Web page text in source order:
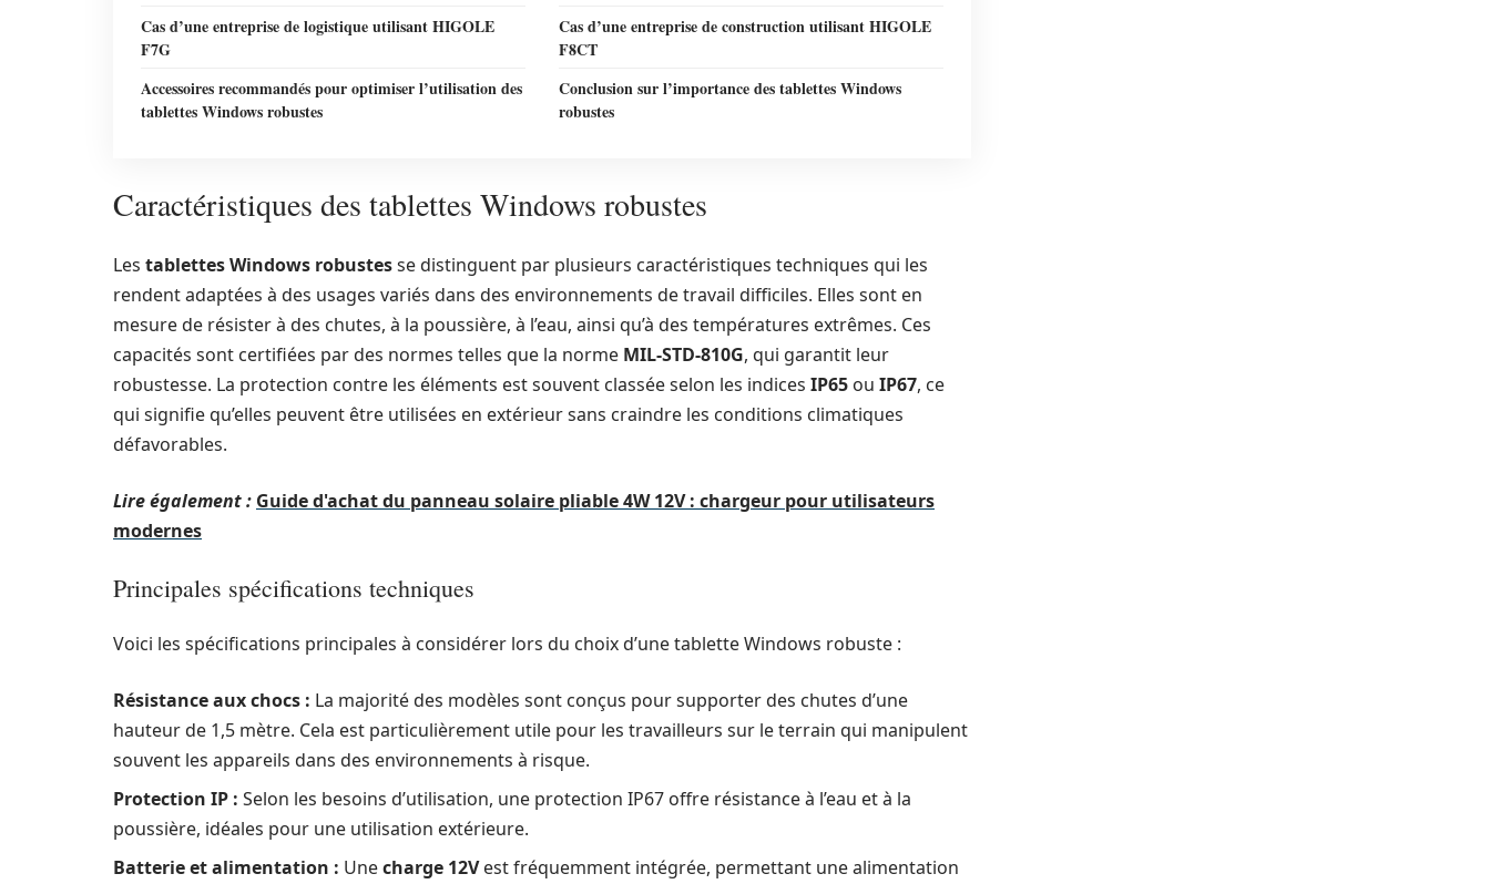
Cas d’une entreprise de logistique utilisant HIGOLE
F7G
Cas d’une entreprise de construction utilisant HIGOLE
F8CT
Accessoires recommandés pour optimiser l’utilisation des
tablettes Windows robustes
Conclusion sur l’importance des tablettes Windows
robustes
Caractéristiques des tablettes Windows robustes
Les tablettes Windows robustesse distinguent par plusieurs caractéristiques techniques qui les
rendent adaptées à des usages variés dans des environnements de travail difficiles. Elles sont en
mesure de résister à des chutes, à la poussière, à l’eau, ainsi qu’à des températures extrêmes. Ces
capacités sont certifiées par des normes telles que la norme MIL-STD-810G, qui garantit leur
robustesse. La protection contre les éléments est souvent classée selon les indices IP65 ou IP67, ce
qui signifie qu’elles peuvent être utilisées en extérieur sans craindre les conditions climatiques
défavorables.
Lire également : Guide d'achat du panneau solaire pliable 4W 12V : chargeur pour utilisateurs
modernes
Principales spécifications techniques
Voici les spécifications principales à considérer lors du choix d’une tablette Windows robuste :
Résistance aux chocs : La majorité des modèles sont conçus pour supporter des chutes d’une
hauteur de 1,5 mètre. Cela est particulièrement utile pour les travailleurs sur le terrain qui manipulent
souvent les appareils dans des environnements à risque.
Protection IP : Selon les besoins d’utilisation, une protection IP67 offre résistance à l’eau et à la
poussière, idéales pour une utilisation extérieure.
Batterie et alimentation : Unecharge 12Vest fréquemment intégrée, permettant une alimentation